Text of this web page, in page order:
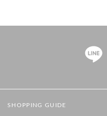
SHOPPING GUIDE